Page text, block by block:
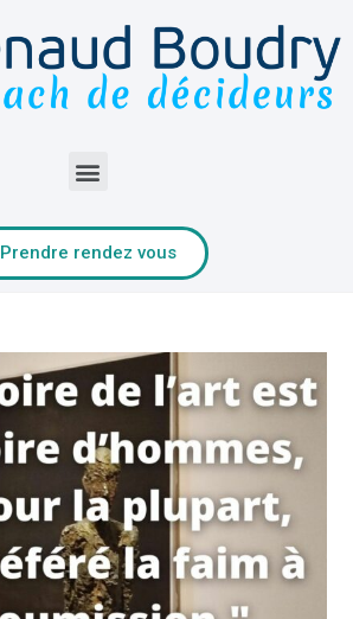
Prendre rendez vous